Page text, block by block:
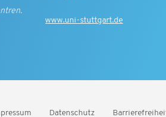
www.uni-stuttgart.de
Datenschutz